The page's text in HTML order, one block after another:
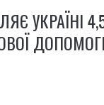
УКРАЇНІ